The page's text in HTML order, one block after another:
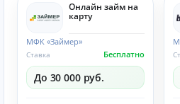
Онлайн займ на
карту
МФК «Займер»
Бесплатно
Ставка
До 30 000 руб.